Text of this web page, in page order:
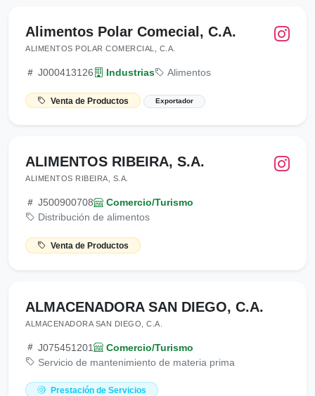
Alimentos Polar Comecial, C.A.
ALIMENTOS POLAR COMERCIAL, C.A.
J000413126 Industrias Alimentos
Venta de Productos Exportador
ALIMENTOS RIBEIRA, S.A.
ALIMENTOS RIBEIRA, S.A.
J500900708
Comercio/Turismo
Distribución de alimentos
Venta de Productos
ALMACENADORA SAN DIEGO, C.A.
ALMACENADORA SAN DIEGO, C.A.
J075451201
Comercio/Turismo
Servicio de mantenimiento de materia prima
Prestación de Servicios